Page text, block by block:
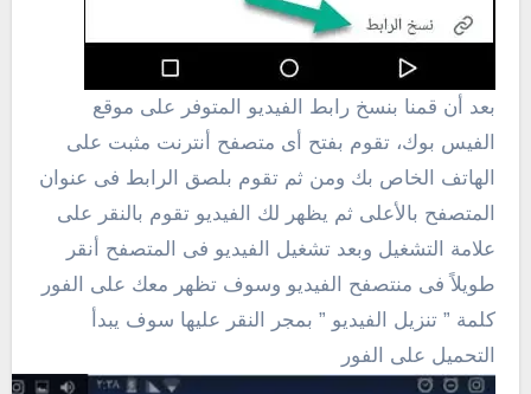
بعد أن قمنا بنسخ رابط الفيديو المتوفر على موقع
الفيس بوك، تقوم بفتح أى متصفح أنترنت مثبت على
الهاتف الخاص بك ومن ثم تقوم بلصق الرابط فى عنوان
المتصفح بالأعلى ثم يظهر لك الفيديو تقوم بالنقر على
علامة التشغيل وبعد تشغيل الفيديو فى المتصفح أنقر
طويلاً فى منتصفح الفيديو وسوف تظهر معك على الفور
كلمة ” تنزيل الفيديو ” بمجر النقر عليها سوف يبدأ
التحميل على الفور